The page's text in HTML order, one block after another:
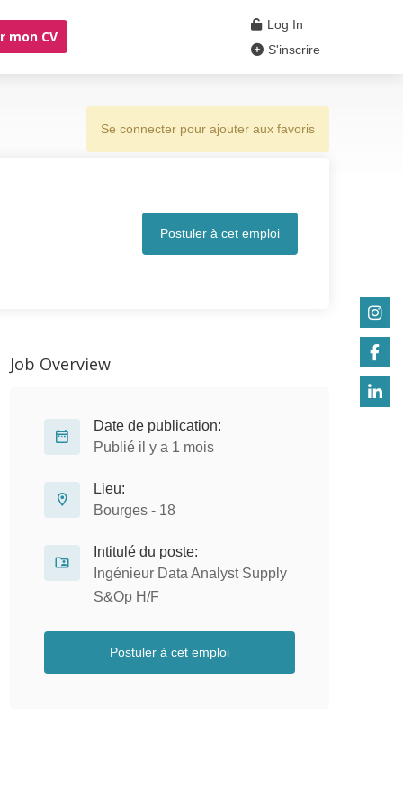
mon CV
Log In
S'inscrire
Se connecter pour ajouter aux favoris
Postuler à cet emploi
Job Overview
Date de publication:
Publié il y a 1 mois
Lieu:
Bourges - 18
Intitulé du poste:
Ingénieur Data Analyst Supply
S&Op H/F
Postuler à cet emploi